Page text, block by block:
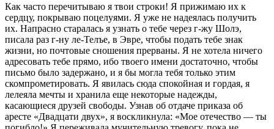
Как часто перечитываю я твои строки! Я прижимаю их к
сердцу, покрываю поцелуями. Я уже не надея­лась получить
их. Напрасно старалась я узнать о тебе через г-жу Шолэ,
писала раз г-ну ле-Телъе, в Эвре, чтобы подать тебе знак
жизни, но почтовые сношения прерваны. Я не хотела ничего
адресовать тебе прямо, ибо твоего имени достаточно, чтобы
письмо было за­держано, и я бы могла тебя только этим
скомпромети­ровать. Я явилась сюда спокойная и гордая, я
лелеяла мечты и хранила еще некоторые надежды,
касающиеся друзей свободы. Узнав об отдаче приказа об
аресте «Двадцати двух», я воскликнула: «Мое отече­ство — ты